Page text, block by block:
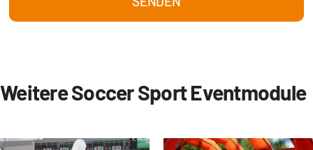
Weitere Soccer Sport Eventmodule